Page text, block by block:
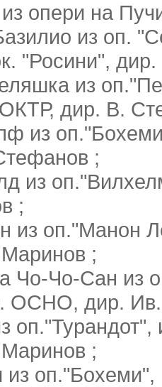
опери на
из оп.
"Росини",
из
дир. В.
из
;
из
;
из оп."Манон
;
Чо-Чо-Сан
ОСНО, дир.
;